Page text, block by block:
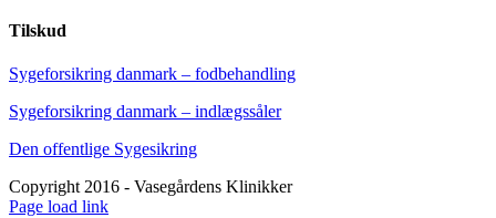
Tilskud
Sygeforsikring danmark – fodbehandling
Sygeforsikring danmark – indlægssåler
Den offentlige Sygesikring
Copyright 2016 - Vasegårdens Klinikker
Facebook
YouTube
Instagram
E-
Phone
Page load link